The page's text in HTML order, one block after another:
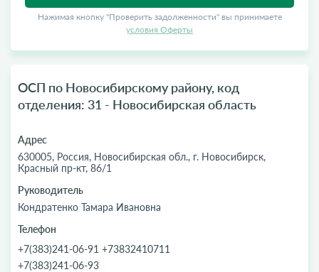
Нажимая кнопку "Проверить задолженности" вы принимаете
условия Оферты
ОСП по Новосибирскому району, код
отделения: 31 - Новосибирская область
Адрес
630005, Россия, Новосибирская обл., г. Новосибирск,
Красный пр-кт, 86/1
Руководитель
Кондратенко Тамара Ивановна
Телефон
+7(383)241-06-91 +73832410711
+7(383)241-06-93